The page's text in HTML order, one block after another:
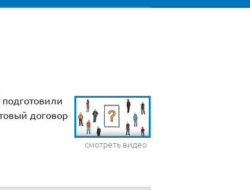
смотреть видео
договор